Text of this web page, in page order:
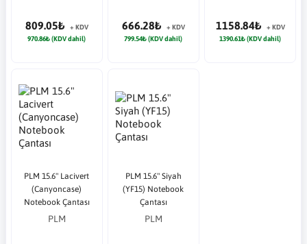
809.05₺
+ KDV
970.86₺ (KDV dahil)
666.28₺
+ KDV
799.54₺ (KDV dahil)
1158.84₺
+ KDV
1390.61₺ (KDV dahil)
PLM 15.6" Lacivert
(Canyoncase)
Notebook Çantası
PLM
PLM 15.6" Siyah
(YF15) Notebook
Çantası
PLM